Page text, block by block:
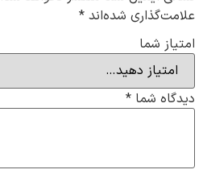
علامت‌گذاری شده‌اند *
امتیاز شما
دیدگاه شما *